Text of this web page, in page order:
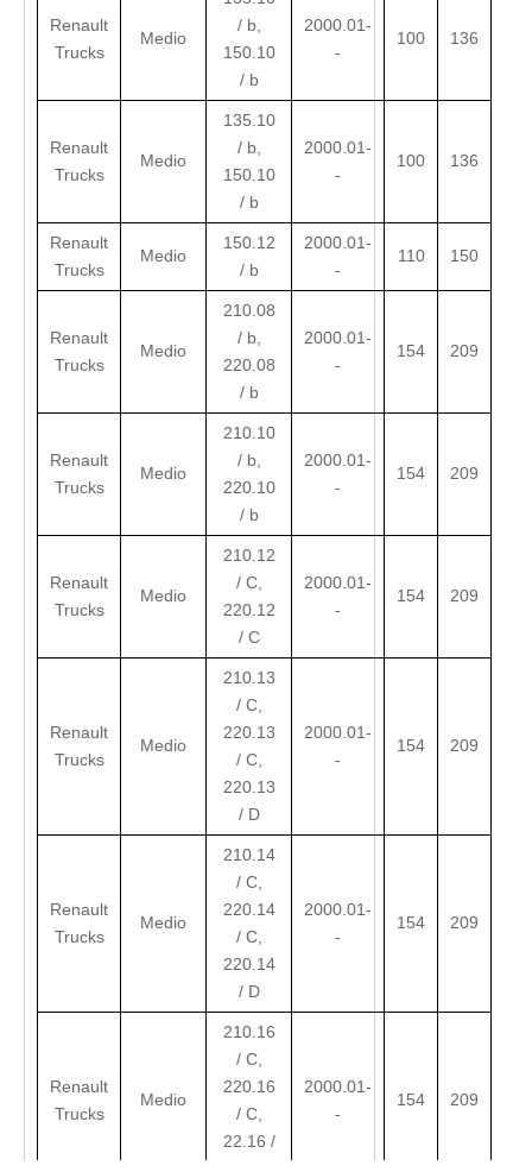
Renault
Trucks
Medio
/ b,
150.10
/ b
2000.01-
-
100 136
Renault
Trucks
Medio
135.10
/ b,
150.10
/ b
2000.01-
-
100 136
Renault
Trucks
Medio
150.12
/ b
2000.01-
-
110 150
Renault
Trucks
Medio
210.08
/ b,
220.08
/ b
2000.01-
-
154 209
Renault
Trucks
Medio
210.10
/ b,
220.10
/ b
2000.01-
-
154 209
Renault
Trucks
Medio
210.12
/ C,
220.12
/ C
2000.01-
-
154 209
Renault
Trucks
Medio
210.13
/ C,
220.13
/ C,
220.13
/ D
2000.01-
-
154 209
Renault
Trucks
Medio
210.14
/ C,
220.14
/ C,
220.14
/ D
2000.01-
-
154 209
Renault
Trucks
Medio
210.16
/ C,
220.16
/ C,
22.16 /
2000.01-
-
154 209